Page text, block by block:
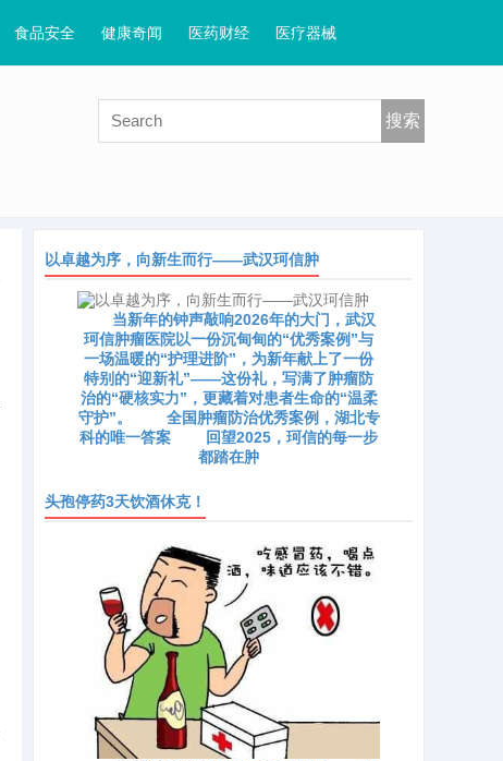
食品安全 健康奇闻 医药财经 医疗器械
搜索
以卓越为序，向新生而行——武汉珂信肿
当新年的钟声敲响2026年的大门，武汉
珂信肿瘤医院以一份沉甸甸的“优秀案例”与
一场温暖的“护理进阶”，为新年献上了一份
特别的“迎新礼”——这份礼，写满了肿瘤防
治的“硬核实力”，更藏着对患者生命的“温柔
守护”。 全国肿瘤防治优秀案例，湖北专
科的唯一答案 回望2025，珂信的每一步
都踏在肿
头孢停药3天饮酒休克！